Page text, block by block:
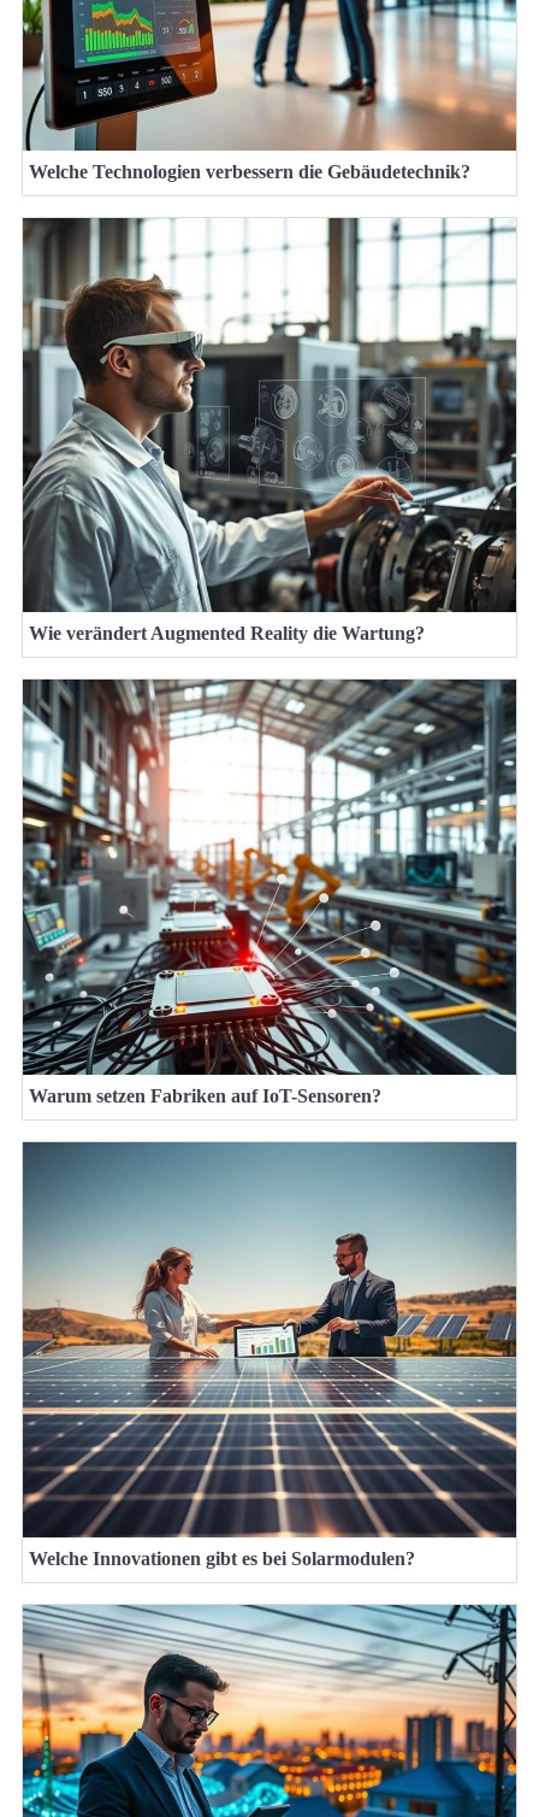
Welche Technologien verbessern die Gebäudetechnik?
Wie verändert Augmented Reality die Wartung?
Warum setzen Fabriken auf IoT-Sensoren?
Welche Innovationen gibt es bei Solarmodulen?